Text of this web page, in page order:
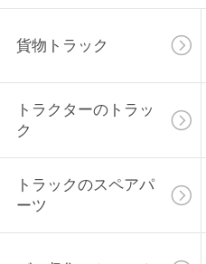
め
て
く
さ
い
貨物トラック
トラクターのトラッ
ク
トラックのスペアパ
ーツ